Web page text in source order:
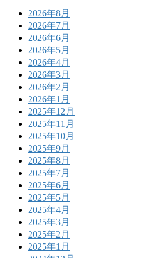
2026年8月
2026年7月
2026年6月
2026年5月
2026年4月
2026年3月
2026年2月
2026年1月
2025年12月
2025年11月
2025年10月
2025年9月
2025年8月
2025年7月
2025年6月
2025年5月
2025年4月
2025年3月
2025年2月
2025年1月